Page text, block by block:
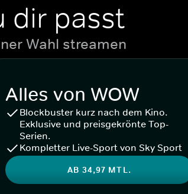
dir passt
Wahl streamen
Alles von WOW
Blockbuster kurz nach dem Kino.
Exklusive und preisgekrönte Top-
Serien.
Kompletter Live-Sport von Sky Sport
AB 34,97 MTL.